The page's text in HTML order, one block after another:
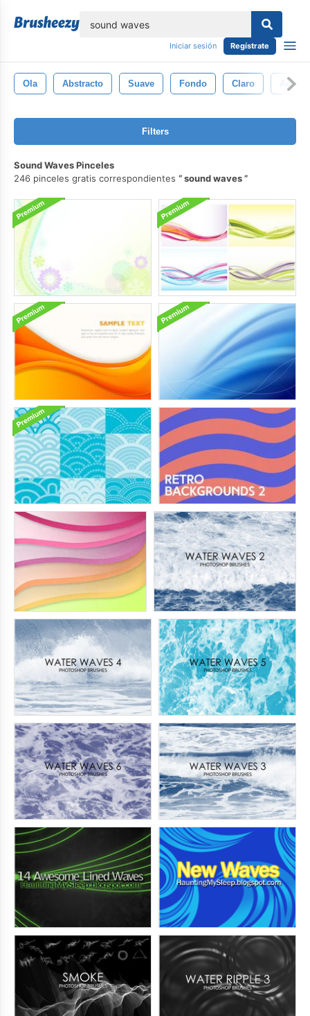
Iniciar sesión Regístrate
Ola Abstracto Suave Fondo Claro
Filters
Sound Waves Pinceles
246 pinceles gratis correspondientes
sound waves